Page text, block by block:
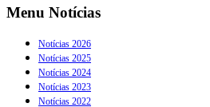
Menu Notícias
Notícias 2026
Notícias 2025
Notícias 2024
Notícias 2023
Notícias 2022